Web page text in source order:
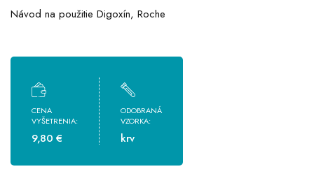
Návod na použitie Digoxín, Roche
CENA
VYŠETRENIA:
9,80 €
ODOBRANÁ
VZORKA:
krv